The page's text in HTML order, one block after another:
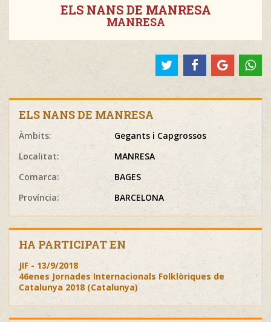
ELS NANS DE MANRESA
MANRESA
ELS NANS DE MANRESA
Àmbits:
Gegants i Capgrossos
Localitat:
MANRESA
Comarca:
BAGES
Província:
BARCELONA
HA PARTICIPAT EN
JIF - 13/9/2018
46enes Jornades Internacionals Folklòriques de
Catalunya 2018 (Catalunya)